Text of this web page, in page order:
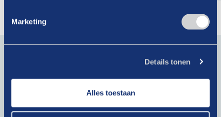
Marketing
Details tonen
Alles toestaan